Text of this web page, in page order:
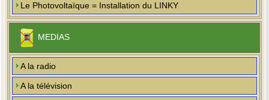
Le Photovoltaïque = Installation du LINKY
MEDIAS
A la radio
A la télévision